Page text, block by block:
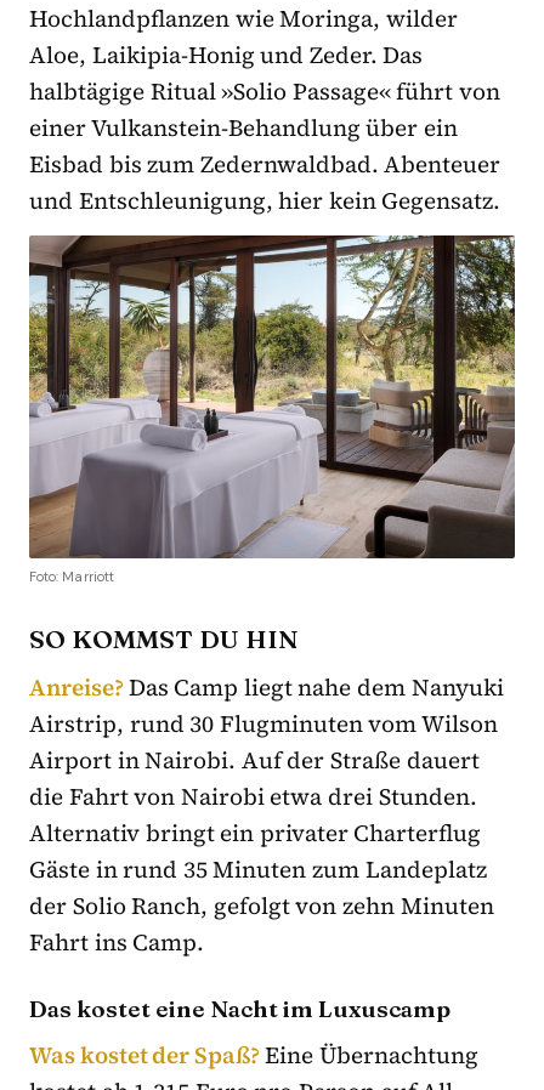
Hochlandpflanzen wie Moringa, wilder
Aloe, Laikipia-Honig und Zeder. Das
halbtägige Ritual »Solio Passage« führt von
einer Vulkanstein-Behandlung über ein
Eisbad bis zum Zedernwaldbad. Abenteuer
und Entschleunigung, hier kein Gegensatz.
Foto: Marriott
SO KOMMST DU HIN
Anreise?Das Camp liegt nahe dem Nanyuki
Airstrip, rund 30 Flugminuten vom Wilson
Airport in Nairobi. Auf der Straße dauert
die Fahrt von Nairobi etwa drei Stunden.
Alternativ bringt ein privater Charterflug
Gäste in rund 35 Minuten zum Landeplatz
der Solio Ranch, gefolgt von zehn Minuten
Fahrt ins Camp.
Das kostet eine Nacht im Luxuscamp
Was kostet der Spaß?Eine Übernachtung